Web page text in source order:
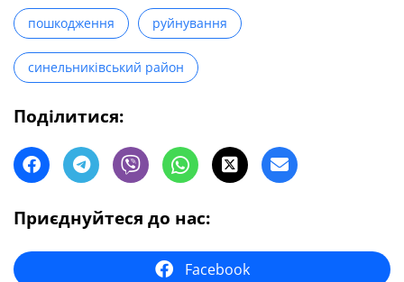
пошкодження руйнування
синельниківський район
Поділитися:
Приєднуйтеся до нас:
Facebook